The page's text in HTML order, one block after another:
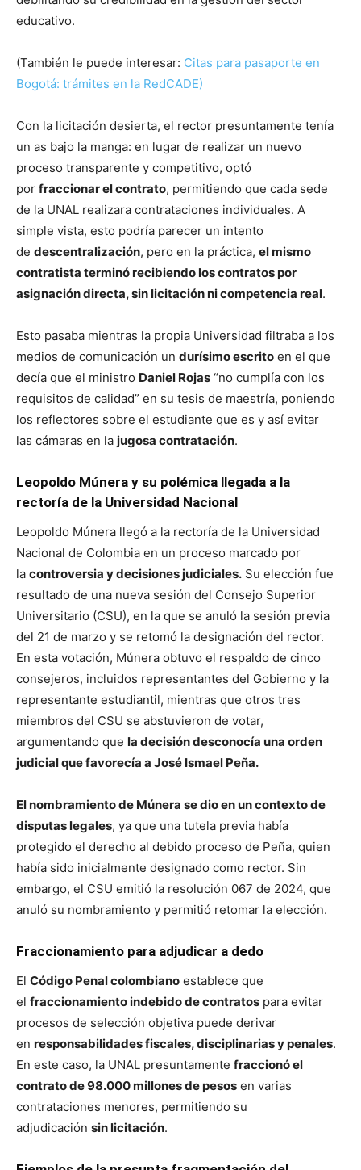
educativo.
(También le puede interesar: Citas para pasaporte en
Bogotá: trámites en la RedCADE)
Con la licitación desierta, el rector presuntamente tenía
un as bajo la manga: en lugar de realizar un nuevo
proceso transparente y competitivo, optó
por fraccionar el contrato, permitiendo que cada sede
de la UNAL realizara contrataciones individuales. A
simple vista, esto podría parecer un intento
de descentralización, pero en la práctica, el mismo
contratista terminó recibiendo los contratos por
asignación directa, sin licitación ni competencia real.
Esto pasaba mientras la propia Universidad filtraba a los
medios de comunicación un durísimo escrito en el que
decía que el ministro Daniel Rojas “no cumplía con los
requisitos de calidad” en su tesis de maestría, poniendo
los reflectores sobre el estudiante que es y así evitar
las cámaras en la jugosa contratación.
Leopoldo Múnera y su polémica llegada a la
rectoría de la Universidad Nacional
Leopoldo Múnera llegó a la rectoría de la Universidad
Nacional de Colombia en un proceso marcado por
la controversia y decisiones judiciales. Su elección fue
resultado de una nueva sesión del Consejo Superior
Universitario (CSU), en la que se anuló la sesión previa
del 21 de marzo y se retomó la designación del rector.
En esta votación, Múnera obtuvo el respaldo de cinco
consejeros, incluidos representantes del Gobierno y la
representante estudiantil, mientras que otros tres
miembros del CSU se abstuvieron de votar,
argumentando que la decisión desconocía una orden
judicial que favorecía a José Ismael Peña.
El nombramiento de Múnera se dio en un contexto de
disputas legales, ya que una tutela previa había
protegido el derecho al debido proceso de Peña, quien
había sido inicialmente designado como rector. Sin
embargo, el CSU emitió la resolución 067 de 2024, que
anuló su nombramiento y permitió retomar la elección.
Fraccionamiento para adjudicar a dedo
El Código Penal colombiano establece que
el fraccionamiento indebido de contratos para evitar
procesos de selección objetiva puede derivar
en responsabilidades fiscales, disciplinarias y penales.
En este caso, la UNAL presuntamente fraccionó el
contrato de 98.000 millones de pesos en varias
contrataciones menores, permitiendo su
adjudicación sin licitación.